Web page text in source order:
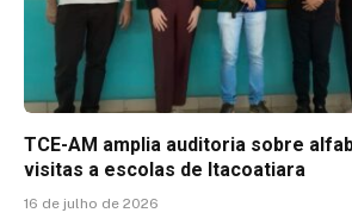
TCE-AM amplia auditoria sobre
visitas a escolas de Itacoatiara
16 de julho de 2026